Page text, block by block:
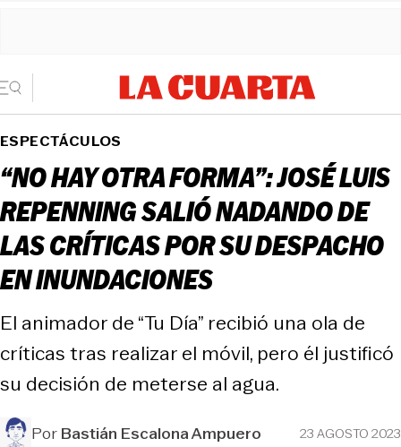
ESPECTÁCULOS
“NO HAY OTRA FORMA”: JOSÉ LUIS
REPENNING SALIÓ NADANDO DE
LAS CRÍTICAS POR SU DESPACHO
EN INUNDACIONES
El animador de “Tu Día” recibió una ola de
críticas tras realizar el móvil, pero él justificó
su decisión de meterse al agua.
PorBastián Escalona Ampuero 23 AGOSTO 2023